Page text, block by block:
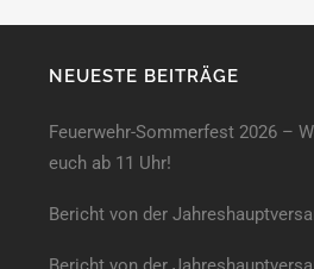
NEUESTE BEITRÄGE
Feuerwehr-Sommerfest 2026 –
euch ab 11 Uhr!
Bericht von der